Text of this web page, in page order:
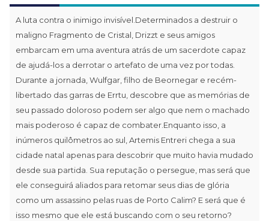
A luta contra o inimigo invisível.Determinados a destruir o
maligno Fragmento de Cristal, Drizzt e seus amigos
embarcam em uma aventura atrás de um sacerdote capaz
de ajudá-los a derrotar o artefato de uma vez por todas.
Durante a jornada, Wulfgar, filho de Beornegar e recém-
libertado das garras de Errtu, descobre que as memórias de
seu passado doloroso podem ser algo que nem o machado
mais poderoso é capaz de combater.Enquanto isso, a
inúmeros quilômetros ao sul, Artemis Entreri chega a sua
cidade natal apenas para descobrir que muito havia mudado
desde sua partida. Sua reputação o persegue, mas será que
ele conseguirá aliados para retomar seus dias de glória
como um assassino pelas ruas de Porto Calim? E será que é
isso mesmo que ele está buscando com o seu retorno?